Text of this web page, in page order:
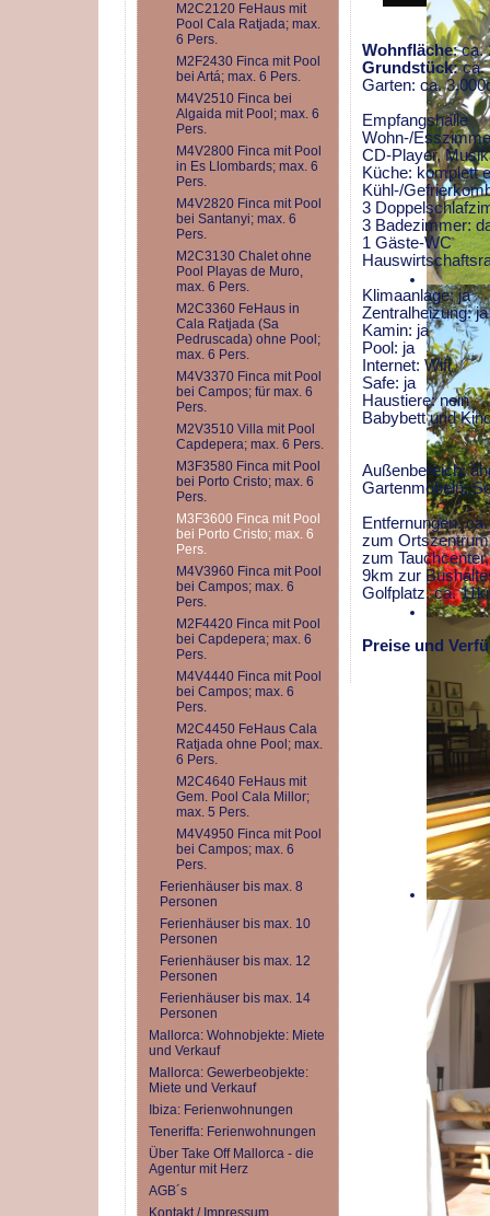
M2C2120 FeHaus mit
Pool Cala Ratjada; max.
6 Pers.
M2F2430 Finca mit Pool
bei Artá; max. 6 Pers.
M4V2510 Finca bei
Algaida mit Pool; max. 6
Pers.
M4V2800 Finca mit Pool
in Es Llombards; max. 6
Pers.
M4V2820 Finca mit Pool
bei Santanyi; max. 6
Pers.
M2C3130 Chalet ohne
Pool Playas de Muro,
max. 6 Pers.
M2C3360 FeHaus in
Cala Ratjada (Sa
Pedruscada) ohne Pool;
max. 6 Pers.
M4V3370 Finca mit Pool
bei Campos; für max. 6
Pers.
M2V3510 Villa mit Pool
Capdepera; max. 6 Pers.
M3F3580 Finca mit Pool
bei Porto Cristo; max. 6
Pers.
M3F3600 Finca mit Pool
bei Porto Cristo; max. 6
Pers.
M4V3960 Finca mit Pool
bei Campos; max. 6
Pers.
M2F4420 Finca mit Pool
bei Capdepera; max. 6
Pers.
M4V4440 Finca mit Pool
bei Campos; max. 6
Pers.
M2C4450 FeHaus Cala
Ratjada ohne Pool; max.
6 Pers.
M2C4640 FeHaus mit
Gem. Pool Cala Millor;
max. 5 Pers.
M4V4950 Finca mit Pool
bei Campos; max. 6
Pers.
Ferienhäuser bis max. 8
Personen
Ferienhäuser bis max. 10
Personen
Ferienhäuser bis max. 12
Personen
Ferienhäuser bis max. 14
Personen
Mallorca: Wohnobjekte: Miete
und Verkauf
Mallorca: Gewerbeobjekte:
Miete und Verkauf
Ibiza: Ferienwohnungen
Teneriffa: Ferienwohnungen
Über Take Off Mallorca - die
Agentur mit Herz
AGB´s
Kontakt / Impressum
Wohnfläche: ca.
Grundstück:ca.
Garten: ca.
Empfangshalle
Wohn-/
CD-Player,
Küche: komplett
Kühl-/
3
3 Badezimmer:
1 Gäste-WC
Klimaanlage: ja
Zentralheizung: ja
Kamin: ja
Pool: ja
Internet: Wifi
Safe: ja
Haustiere: nein
Babybett und
Außenbereich:
Gartenmöbeln,
Entfernungen:
zum
zum
9km zur
Golfplatz, ca.
Preise und